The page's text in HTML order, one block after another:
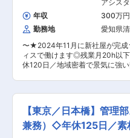
広い年齢、様々な国籍や立場、
直接届けることができます。 ■
く、年齢や社歴に関係なくスタ
出し合いチームで予算達成を目
なブランドや店舗を経験でき、
顧客管理、フェイシングなどの
売のプロとしてキャリアアップ
度など、長期就業を見据えた働
です。 ＜配属予定ブランド＞※
PLEASE ISSEY MIYAKE ・me
BAO BAO ISSEY MIYAKE
発注権が与えられており、レイ
画、お客様に何をどのように提
ッフ全員で意見を出し合います
案 ・発注した商品を実際にどの
計画し、予算達成を目指します
を・どのよう・いくつ」という
て接客販売を行っています。 ？
プランの考案 ・自店のお客様を
ンドの販促指針に沿って発注し
にレイアウトするか検討します
やお客様の動向なども考慮し変
アシス
年収
300万円
勤務地
愛知県
〜★2024年11月に新社屋が完
ィスで働けます◎残業月20h以
休120日／地域密着で景気に強
ついて覚えるために一般事務全
き、徐々に経理事務の業務を担
＜経理事務 業務詳細＞ ・入金
力業務 ・手形帳の記載 ・相殺
理 ・税理士に提出する資料の作成 ＜一般
【東京／日本橋】管理
兼務）◇年休125日／素